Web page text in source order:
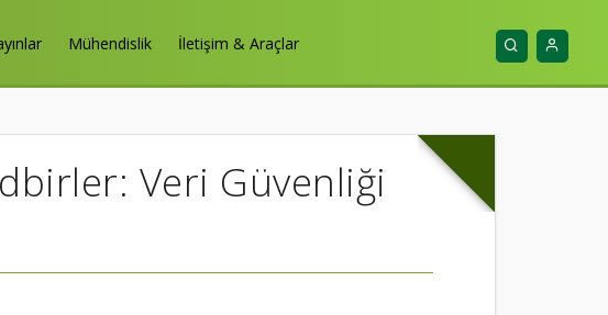
Mühendislik İletişim & Araçlar
Veri Güvenliği